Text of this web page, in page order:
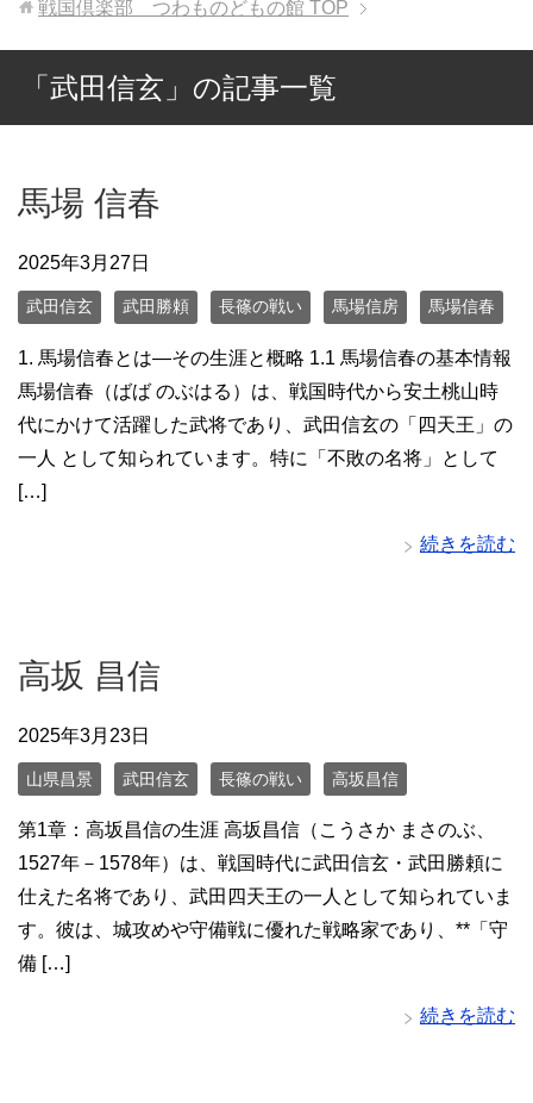
戦国倶楽部 つわものどもの館 TOP
「武田信玄」の記事一覧
馬場 信春
2025年3月27日
武田信玄 武田勝頼 長篠の戦い 馬場信房 馬場信春
1. 馬場信春とは—その生涯と概略 1.1 馬場信春の基本情報
馬場信春（ばば のぶはる）は、戦国時代から安土桃山時
代にかけて活躍した武将であり、武田信玄の「四天王」の
一人 として知られています。特に「不敗の名将」として
[…]
続きを読む
高坂 昌信
2025年3月23日
山県昌景 武田信玄 長篠の戦い 高坂昌信
第1章：高坂昌信の生涯 高坂昌信（こうさか まさのぶ、
1527年－1578年）は、戦国時代に武田信玄・武田勝頼に
仕えた名将であり、武田四天王の一人として知られていま
す。彼は、城攻めや守備戦に優れた戦略家であり、**「守
備 […]
続きを読む